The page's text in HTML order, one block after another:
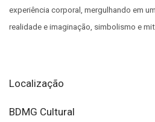
experiência corporal, mergulhando em
realidade e imaginação, simbolismo e
Localização
BDMG Cultural